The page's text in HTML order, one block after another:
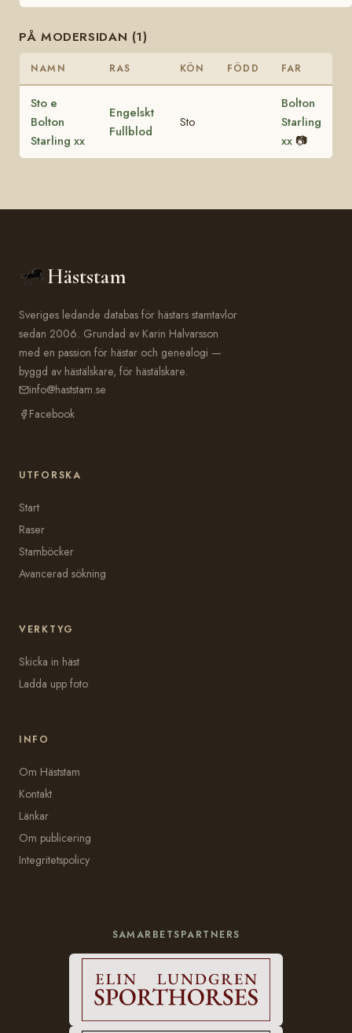
PÅ MODERSIDAN (1)
NAMN RAS KÖN FÖDD FAR
Sto e
Bolton
Starling xx
Engelskt
Fullblod
Sto
Bolton
Starling
xx 📷
Häststam
Sveriges ledande databas för hästars stamtavlor
sedan 2006. Grundad av Karin Halvarsson
med en passion för hästar och genealogi —
byggd av hästälskare, för hästälskare.
info@haststam.se
Facebook
UTFORSKA
Start
Raser
Stamböcker
Avancerad sökning
VERKTYG
Skicka in häst
Ladda upp foto
INFO
Om Häststam
Kontakt
Länkar
Om publicering
Integritetspolicy
SAMARBETSPARTNERS